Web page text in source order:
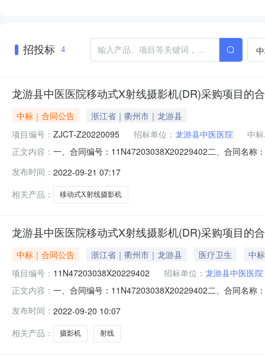
招投标 4
龙游县中医医院移动式X射线摄影机(DR)采购项目的
中标｜合同公告
浙江省｜衢州市｜龙游县
项目编号： ZJCT-Z20220095 招标单位： 龙游县中医医院
中
正文内容： 一、合同编号：11N47203038X20229402二、合同名称
有限公司地址：新杨公路860号10幢联系方式：
发布时间： 2022-09-21 07:17
相关产品：
移动式X射线摄影机
龙游县中医医院移动式X射线摄影机(DR)采购项目的
中标｜合同公告 浙江省｜衢州市｜龙游县 医疗卫生
中
项目编号： 11N47203038X20229402 招标单位： 龙游县中医医院
正文内容： 一、合同编号：11N47203038X20229402二、合同名称
公司地址：新杨公路860号10幢联系方式：
发布时间： 2022-09-20 10:07
相关产品：
摄影机 射线